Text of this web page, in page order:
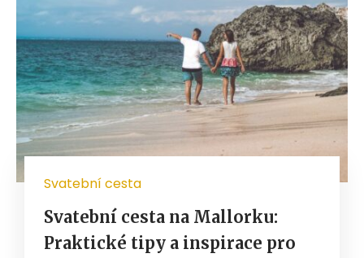
Svatební cesta
Svatební cesta na Mallorku:
Praktické tipy a inspirace pro